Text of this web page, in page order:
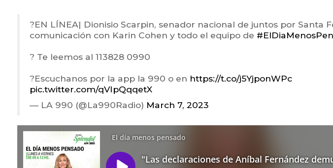
?️EN LÍNEA| Dionisio Scarpin, senador nacional de juntos por Santa
comunicación con Karin Cohen y todo el equipo de
? Te leemos al 113828 0990
?Escuchanos por la app la 990 o en https://t.co/j5YjponWPc
pic.twitter.com/qVIpQqqetX
— LA 990 (@La990Radio) March 7, 2023